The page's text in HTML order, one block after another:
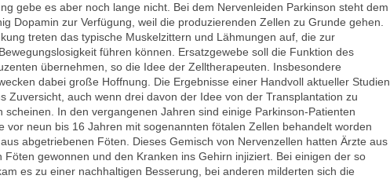
gebe es aber noch lange nicht. Bei dem Nervenleiden Parkinson steht dem
Dopamin zur Verfügung, weil die produzierenden Zellen zu Grunde gehen.
treten das typische Muskelzittern und Lähmungen auf, die zur
führen können. Ersatzgewebe soll die Funktion des
übernehmen, so die Idee der Zelltherapeuten. Insbesondere
dabei große Hoffnung. Die Ergebnisse einer Handvoll aktueller Studien
Zuversicht, auch wenn drei davon der Idee von der Transplantation zu
scheinen. In den vergangenen Jahren sind einige Parkinson-Patienten
vor neun bis 16 Jahren mit sogenannten fötalen Zellen behandelt worden
abgetriebenen Föten. Dieses Gemisch von Nervenzellen hatten Ärzte aus
Föten gewonnen und den Kranken ins Gehirn injiziert. Bei einigen der so
es zu einer nachhaltigen Besserung, bei anderen milderten sich die